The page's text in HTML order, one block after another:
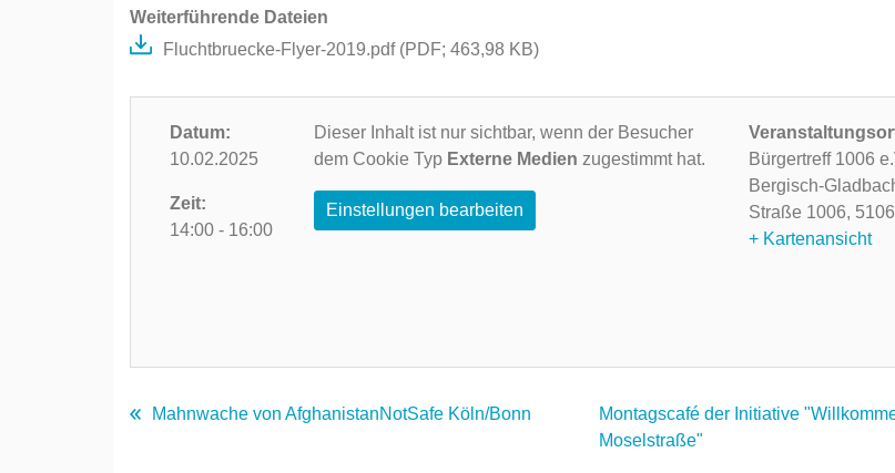
Weiterführende Dateien
Fluchtbruecke-Flyer-2019.pdf (PDF; 463,98 KB)
Datum:
10.02.2025
Zeit:
14:00 - 16:00
Dieser Inhalt ist nur sichtbar, wenn der Besucher
dem Cookie Typ Externe Medien zugestimmt hat.
Einstellungen bearbeiten
Bürgertreff 1006
Bergisch-
Straße 1006,
+ Kartenansicht
Mahnwache von AfghanistanNotSafe Köln/Bonn
Montagscafé der Initiative
Moselstraße"